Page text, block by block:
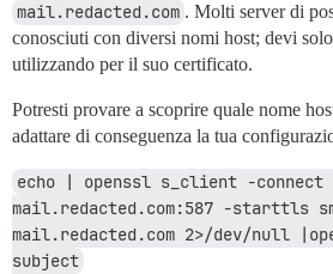
mail.redacted.com . Molti server di
conosciuti con diversi nomi host; devi
utilizzando per il suo certificato.
Potresti provare a scoprire quale nome
adattare di conseguenza la tua
echo | openssl s_client -connect
mail.redacted.com:587 -starttls
mail.redacted.com 2>/dev/null
subject